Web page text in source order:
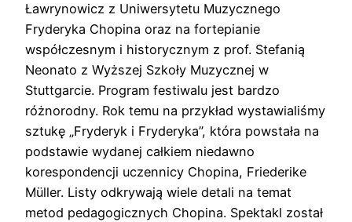
Ławrynowicz z Uniwersytetu Muzycznego
Fryderyka Chopina oraz na fortepianie
współczesnym i historycznym z prof. Stefanią
Neonato z Wyższej Szkoły Muzycznej w
Stuttgarcie. Program festiwalu jest bardzo
różnorodny. Rok temu na przykład wystawialiśmy
sztukę „Fryderyk i Fryderyka”, która powstała na
podstawie wydanej całkiem niedawno
korespondencji uczennicy Chopina, Friederike
Müller. Listy odkrywają wiele detali na temat
metod pedagogicznych Chopina. Spektakl został